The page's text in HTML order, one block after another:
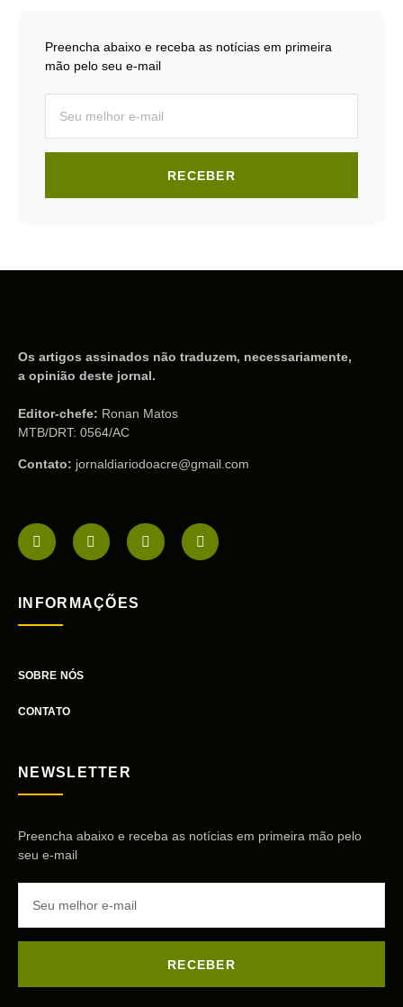
Preencha abaixo e receba as notícias em primeira
mão pelo seu e-mail
RECEBER
Os artigos assinados não traduzem, necessariamente,
a opinião deste jornal.
Editor-chefe: Ronan Matos
MTB/DRT: 0564/AC
Contato: jornaldiariodoacre@gmail.com
INFORMAÇÕES
SOBRE NÓS
CONTATO
NEWSLETTER
Preencha abaixo e receba as notícias em primeira mão pelo
seu e-mail
RECEBER